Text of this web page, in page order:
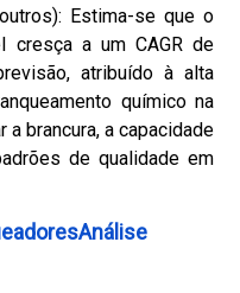
Estima-se que o
cresça a um CAGR de
atribuído à alta
químico na
brancura, a capacidade
de qualidade em